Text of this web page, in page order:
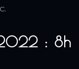
: 8h